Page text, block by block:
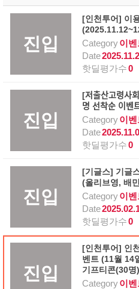
진입
[인천투어] 이
Category이
Date
핫딜평가수0
진입
명 선착순 이벤
Category이
Date
핫딜평가수0
진입
[기글스] 기글
(올리브영, 배
Category이
Date
핫딜평가수0
진입
[인천투어] 인
벤트 (11월 14
기프티콘(30
Category이